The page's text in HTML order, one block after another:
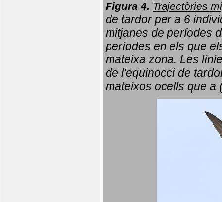
Figura 4. Trajectòries
de tardor per a 6
mitjanes de períodes
períodes en els que
mateixa zona. Les
de l'equinocci de
mateixos ocells que a